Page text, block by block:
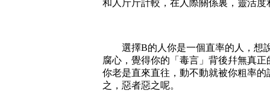
和人斤斤計較，在人際關係裏，靈活
選擇B的人你是一個直率的人，想說
腐心，覺得你的「毒言」背後幷無真
你老是直來直往，動不動就被你粗率
之，惡者惡之呢。